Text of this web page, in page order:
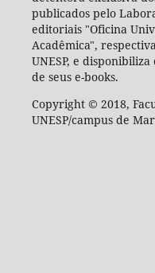
publicados pelo
editoriais "Oficina
Acadêmica",
UNESP, e
de seus e-books.
Copyright © 2018,
UNESP/campus de